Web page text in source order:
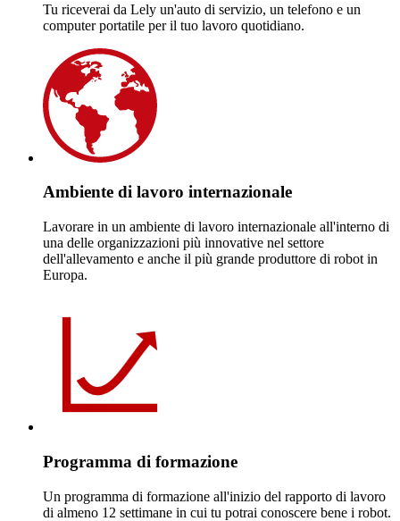
Tu riceverai da Lely un'auto di servizio, un telefono e un
computer portatile per il tuo lavoro quotidiano.
Ambiente di lavoro internazionale
Lavorare in un ambiente di lavoro internazionale all'interno di
una delle organizzazioni più innovative nel settore
dell'allevamento e anche il più grande produttore di robot in
Europa.
Programma di formazione
Un programma di formazione all'inizio del rapporto di lavoro
di almeno 12 settimane in cui tu potrai conoscere bene i robot.